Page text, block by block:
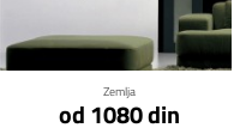
Zemlja
od 1080 din